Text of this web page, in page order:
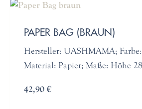
PAPER BAG (BRAUN)
Hersteller: UASHMAMA;
Material: Papier; Maße: Höhe
42,90 €